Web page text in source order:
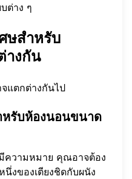
ต่าง ๆ
ษสำหรับ
างกัน
แตกต่างกันไป
หรับห้องนอนขนาด
ความหมาย คุณอาจต้อง
งของเตียงชิดกับผนัง